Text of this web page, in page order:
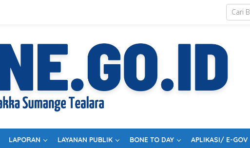
LAPORAN LAYANAN PUBLIK BONE TO DAY APLIKASI/ E-GOV